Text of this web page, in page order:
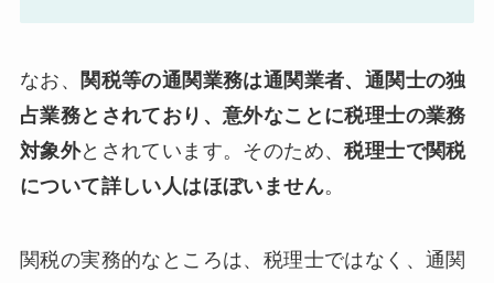
なお、 関税等の通関業務は通関業者、通関士の独
占業務とされており、意外なことに税理士の業務
対象外とされています。そのため、税理士で関税
について詳しい人はほぼいません。
関税の実務的なところは、税理士ではなく、通関